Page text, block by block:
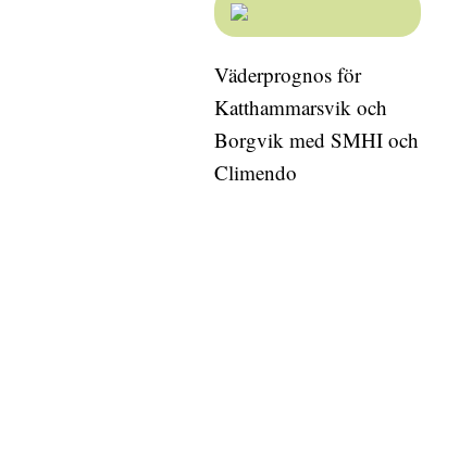
Väderprognos för
Katthammarsvik och
Borgvik med SMHI och
Climendo